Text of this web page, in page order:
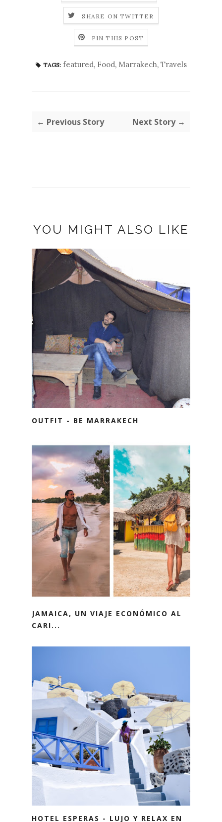
SHARE ON TWITTER
PIN THIS POST
TAGS: featured, Food, Marrakech, Travels
← Previous Story Next Story →
YOU MIGHT ALSO LIKE
OUTFIT - BE MARRAKECH
JAMAICA, UN VIAJE ECONÓMICO AL
CARI...
HOTEL ESPERAS - LUJO Y RELAX EN